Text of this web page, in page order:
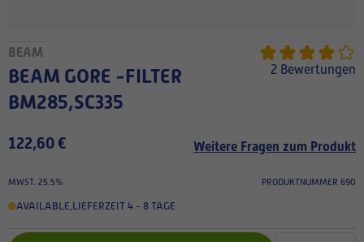
BEAM
BEAM GORE -FILTER
BM285,SC335
2 Bewertungen
122,60 € Weitere Fragen zum Produkt
MWST. 25.5% PRODUKTNUMMER 690
AVAILABLE,LIEFERZEIT 4 - 8 TAGE